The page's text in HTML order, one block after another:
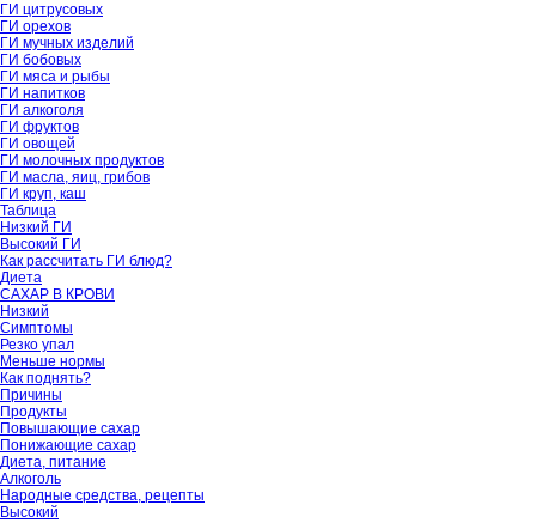
ГИ цитрусовых
ГИ орехов
ГИ мучных изделий
ГИ бобовых
ГИ мяса и рыбы
ГИ напитков
ГИ алкоголя
ГИ фруктов
ГИ овощей
ГИ молочных продуктов
ГИ масла, яиц, грибов
ГИ круп, каш
Таблица
Низкий ГИ
Высокий ГИ
Как рассчитать ГИ блюд?
Диета
САХАР В КРОВИ
Низкий
Симптомы
Резко упал
Меньше нормы
Как поднять?
Причины
Продукты
Повышающие сахар
Понижающие сахар
Диета, питание
Алкоголь
Народные средства, рецепты
Высокий